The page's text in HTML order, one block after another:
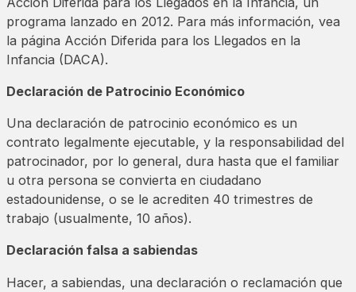
programa lanzado en 2012. Para más información, vea
la página Acción Diferida para los Llegados en la
Infancia (DACA).
Declaración de Patrocinio Económico
Una declaración de patrocinio económico es un
contrato legalmente ejecutable, y la responsabilidad del
patrocinador, por lo general, dura hasta que el familiar
u otra persona se convierta en ciudadano
estadounidense, o se le acrediten 40 trimestres de
trabajo (usualmente, 10 años).
Declaración falsa a sabiendas
Hacer, a sabiendas, una declaración o reclamación que